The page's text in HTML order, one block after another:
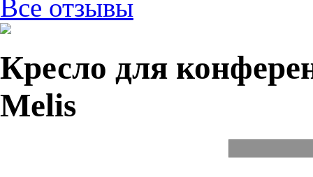
Все отзывы
Кресло для
Melis